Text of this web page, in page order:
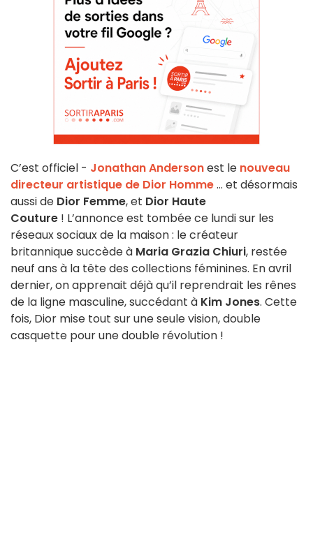
C’est officiel - Jonathan Andersonest le nouveau
directeur artistique de Dior Homme... et désormais
aussi de Dior Femme, et Dior Haute
Couture ! L’annonce est tombée ce lundi sur les
réseaux sociaux de la maison : le créateur
britannique succède à Maria Grazia Chiuri, restée
neuf ans à la tête des collections féminines. En avril
dernier, on apprenait déjà qu’il reprendrait les rênes
de la ligne masculine, succédant à Kim Jones. Cette
fois, Dior mise tout sur une seule vision, double
casquette pour une double révolution !